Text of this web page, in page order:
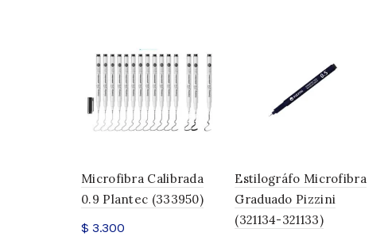
Microfibra Calibrada
0.9 Plantec (333950)
$ 3.300
Estilográfo Microfibra
Graduado Pizzini
(321134-321133)